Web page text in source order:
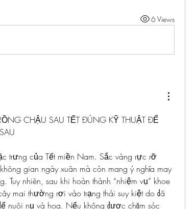
6 Views
CHẬU SAU TẾT ĐÚNG KỸ THUẬT ĐỂ
trưng của Tết miền Nam. Sắc vàng rực rỡ
gian ngày xuân mà còn mang ý nghĩa may
Tuy nhiên, sau khi hoàn thành “nhiệm vụ” khoe
mai thường rơi vào trạng thái suy kiệt do đã
nuôi nụ và hoa. Nếu không được chăm sóc